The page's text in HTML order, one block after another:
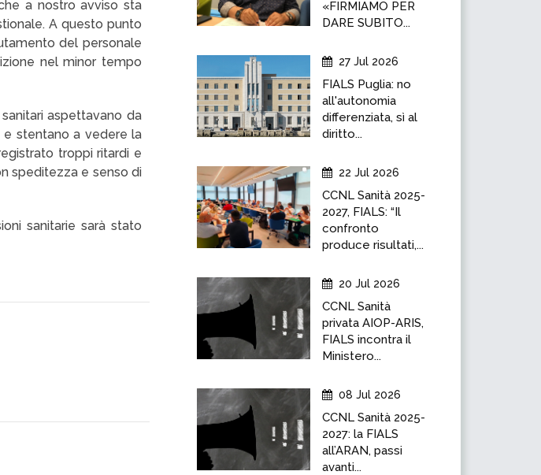
a nostro avviso sta
A questo punto
del personale
nel minor tempo
aspettavano da
stentano a vedere la
troppi ritardi e
speditezza e senso di
sanitarie sarà stato
«FIRMIAMO PER
DARE SUBITO...
27 Jul 2026
FIALS Puglia: no
all'autonomia
differenziata, sì al
diritto...
22 Jul 2026
CCNL Sanità 2025-
2027, FIALS: “Il
confronto
produce risultati,...
20 Jul 2026
CCNL Sanità
privata AIOP-ARIS,
FIALS incontra il
Ministero...
08 Jul 2026
CCNL Sanità 2025-
2027: la FIALS
all’ARAN, passi
avanti...